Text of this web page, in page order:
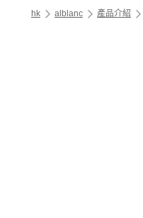
hk alblanc 產品介紹